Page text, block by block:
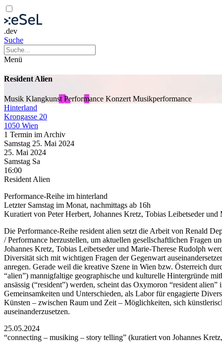
.dev
Suche
Menü
Resident Alien
Musik Klangkunst Performance Konzert Musikperformance
Hinterland
Krongasse 20
1050 Wien
1 Termin im Archiv
Samstag 25. Mai 2024
25. Mai 2024
Samstag Sa
16:00
Resident Alien
Performance-Reihe im hinterland
Letzter Samstag im Monat, nachmittags ab 16h
Kuratiert von Peter Herbert, Johannes Kretz, Tobias Leibetseder und
Die Performance-Reihe resident alien setzt die Arbeit von Renald
/ Performance herzustellen, um aktuellen gesellschaftlichen Fragen
Johannes Kretz, Tobias Leibetseder und Marie-Therese Rudolph
Diversität sich mit wichtigen Fragen der Gegenwart
anregen. Gerade weil die kreative Szene in Wien bzw. Österreich
“alien”) mannigfaltige geographische und kulturelle Hintergründe
ansässig (“resident”) werden, scheint das Oxymoron “resident
Gemeinsamkeiten und Unterschieden, als Labor für engagierte
Künsten – zwischen Raum und Zeit – Möglichkeiten, sich
auseinanderzusetzen.
25.05.2024
“connecting – musiking – story telling” (kuratiert von Johannes